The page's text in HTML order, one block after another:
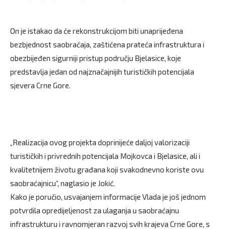
On je istakao da će rekonstrukcijom biti unaprijeđena
bezbjednost saobraćaja, zaštićena prateća infrastruktura i
obezbijeđen sigurniji pristup području Bjelasice, koje
predstavlja jedan od najznačajnijih turističkih potencijala
sjevera Crne Gore.
„Realizacija ovog projekta doprinijeće daljoj valorizaciji
turističkih i privrednih potencijala Mojkovca i Bjelasice, ali i
kvalitetnijem životu građana koji svakodnevno koriste ovu
saobraćajnicu“, naglasio je Jokić.
Kako je poručio, usvajanjem informacije Vlada je još jednom
potvrdila opredijeljenost za ulaganja u saobraćajnu
infrastrukturu i ravnomjeran razvoj svih krajeva Crne Gore, s